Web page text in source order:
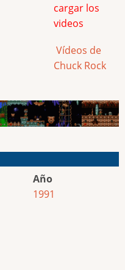
cargar los
videos
Vídeos de
Chuck Rock
Año
1991